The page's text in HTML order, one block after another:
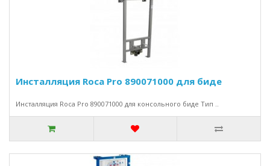
Инсталляция Roca Pro 890071000 для биде
Инсталляция Roca Pro 890071000 для консольного биде Тип ..